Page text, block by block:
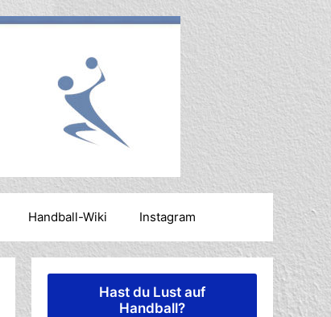
Handball-Wiki Instagram
Hast du Lust auf
Handball?